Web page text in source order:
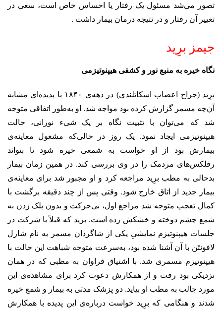
تصور می‌شد مسئول یک رفتار یا احساس خاص است، سعی در
تغییر آن رفتار و در نتیجه درمان بیمار داشت .
جیمز برِید
نگاه خیره به منبع نور و کشفی هیپنوتیزمی
برِید (جراح اعصاب اسکاتلندی) در دهه‌ی ۱۸۴۰ با پدیده‌‌ای مشابه
آن‌چه مسمر گزارش کرده بود مواجه شد. او به‌طور اتفاقی متوجه
شد که می‌توان با تثبیت نگاه بر یک شیء نورانی، حالت
هیپنوتیزمی ایجاد نمود. یک روز در حالی‌که مشغول معاینه‌ی
بیمارش بود از او خواست به شمعی خیره شود تا بتواند
رفلکس‌های مردمک را در وی بررسی کند. در همین زمان بیمار
بدحالی به مطب برِید مراجعه کرد و او مجبور شد برای معاینه‌ی
بیمار جدید از اتاق خارج شود. وقتی پس از چند دقیقه برگشت با
کمال تعجب متوجه شد مراجع اول، بی‌حرکت و بدون پلک زدن به
شمع چشم دوخته و خشکش زده است. برید که قبلاً با شرکت در
جلسات هیپنوتیزم نمایشیِ یکی از شاگردان مسمر به نام شارل
لافونتَن با آن آشنا شده بود، به‌سرعت متوجه شباهت این حالت با
هیپنوتیزم مسمری شد. با اشتیاق فراوان به مطبی که در همان
نزدیکی بود رفت و از همکارش دعوت کرد برای مشاهده‌ی این
مورد جالب به مطب او بیاید. دو پزشک مدتی به بیمار و شمع خیره
شدند و هنگامی که برِید خواست درباره‌ی این پدیده با همکارش